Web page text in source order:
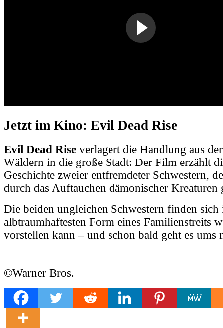
Jetzt im Kino: Evil Dead Rise
Evil Dead Rise verlagert die Handlung aus
Wäldern in die große Stadt: Der Film erzählt
Geschichte zweier entfremdeter Schwestern,
durch das Auftauchen dämonischer Kreaturen
Die beiden ungleichen Schwestern finden sich
albtraumhaftesten Form eines Familienstreits
vorstellen kann – und schon bald geht es ums
©Warner Bros.